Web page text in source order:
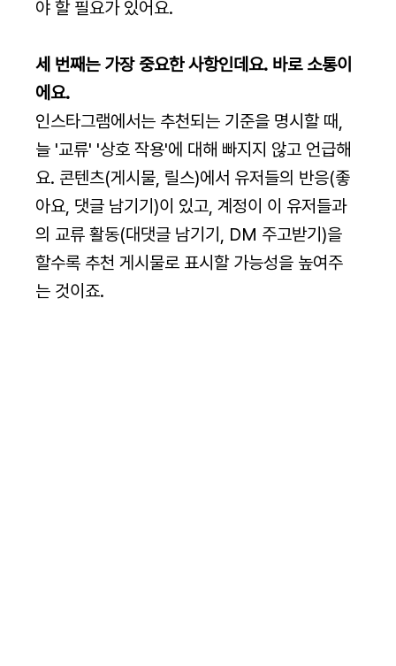
야 할 필요가 있어요.
세 번째는 가장 중요한 사항인데요. 바로 소통이
에요.
인스타그램에서는 추천되는 기준을 명시할 때,
늘 '교류' '상호 작용'에 대해 빠지지 않고 언급해
요. 콘텐츠(게시물, 릴스)에서 유저들의 반응(좋
아요, 댓글 남기기)이 있고, 계정이 이 유저들과
의 교류 활동(대댓글 남기기, DM 주고받기)을
할수록 추천 게시물로 표시할 가능성을 높여주
는 것이죠.